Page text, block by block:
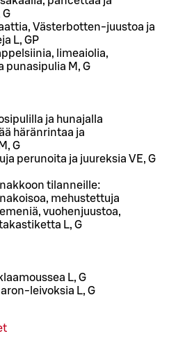
Västerbotten-juustoa ja
L, GP
limeaiolia,
punasipulia M, G
ja hunajalla
häränrintaa ja
G
perunoita ja juureksia VE, G
tilanneille:
mehustettuja
vuohenjuustoa,
L, G
L, G
leivoksia L, G